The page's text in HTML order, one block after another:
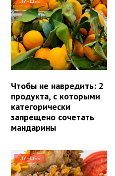
Чтобы не навредить: 2
продукта, с которыми
категорически
запрещено сочетать
мандарины
ЛУЧШЕЕ